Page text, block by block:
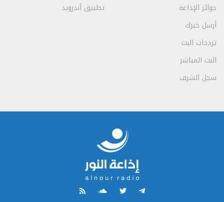
جوائز الإذاعة
أرسل خبرك
ترددات البث
البث المباشر
سجل الشرف
تطبيق أندرويد